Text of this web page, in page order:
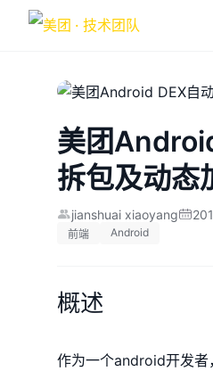
美团
拆包及动态
jianshuai xiaoyang
前端 Android
概述
作为一个android开发者